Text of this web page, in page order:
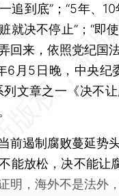
追到底”；“5年、
就决不停止”；“即
回来，依照党纪国
6月5日晚，中央纪
列文章之一《决不
遏制腐败蔓延势
能放松，决不能让
明，海外不是法外